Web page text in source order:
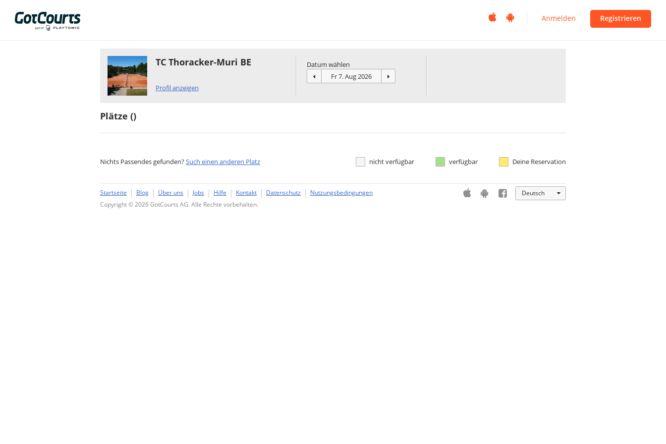
  Anmelden Registrieren
TC Thoracker-Muri BE
Profil anzeigen
Datum wählen
Plätze ()
Nichts Passendes gefunden?Such einen anderen Platz nicht verfügbar verfügbar Deine Reservation
Startseite Blog Über uns Jobs Hilfe Kontakt Datenschutz Nutzungsbedingungen   
Deutsch
Copyright © 2026 GotCourts AG. Alle Rechte vorbehalten.